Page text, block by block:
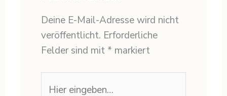
Deine E-Mail-Adresse wird nicht
veröffentlicht. Erforderliche
Felder sind mit * markiert